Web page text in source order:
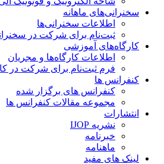
سخنرانی‌های ماهانه
اطلاعات سخنرانی‌‌ها
ثبت‌نام برای شرکت در
کارگاه‌های آموزشی
اطلاعات کارگاه‌ها و مجریان
فرم ثبت‌نام برای شرکت در
کنفرانس ها
کنفرانس های برگزار شده
مجموعه مقالات کنفرانس ها
انتشارات
نشریه IJOP
خبرنامه
ماهنامه
لینک های مفید